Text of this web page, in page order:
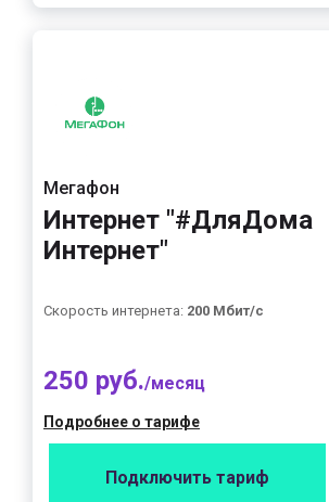
Мегафон
Интернет "#ДляДома
Интернет"
Скорость интернета: 200 Мбит/с
250 руб./месяц
Подробнее о тарифе
Подключить тариф